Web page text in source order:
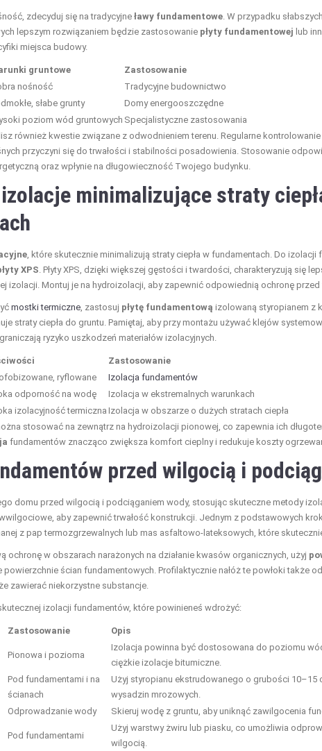
zdecyduj się na tradycyjne ławy fundamentowe. W przypadku
lepszym rozwiązaniem będzie zastosowanie płyty fundamentowej lub
miejsca budowy.
gruntowe
Zastosowanie
nośność
Tradycyjne budownictwo
słabe grunty
Domy energooszczędne
poziom wód gruntowych Specjalistyczne zastosowania
również kwestie związane z odwodnieniem terenu. Regularne
przyczyni się do trwałości i stabilności posadowienia. Stosowanie
oraz wpłynie na długowieczność Twojego budynku.
minimalizujące straty
, które skutecznie minimalizują straty ciepła w fundamentach. Do izolacji
XPS. Płyty XPS, dzięki większej gęstości i twardości, charakteryzują się
izolacji. Montuj je na hydroizolacji, aby zapewnić odpowiednią ochronę
mostki termiczne, zastosuj płytę fundamentową izolowaną styropianem z
straty ciepła do gruntu. Pamiętaj, aby przy montażu używać klejów
ryzyko uszkodzeń materiałów izolacyjnych.
Zastosowanie
ryflowane
Izolacja fundamentów
odporność na wodę
Izolacja w ekstremalnych warunkach
izolacyjność termiczna Izolacja w obszarze o dużych stratach ciepła
stosować na zewnątrz na hydroizolacji pionowej, co zapewnia ich
fundamentów znacząco zwiększa komfort cieplny i redukuje koszty
przed wilgocią i
domu przed wilgocią i podciąganiem wody, stosując skuteczne metody
aby zapewnić trwałość konstrukcji. Jednym z podstawowych
z pap termozgrzewalnych lub mas asfaltowo-lateksowych, które
ochronę w obszarach narażonych na działanie kwasów organicznych, użyj
ścian fundamentowych. Profilaktycznie nałóż te powłoki także
zawierać niekorzystne substancje.
izolacji fundamentów, które powinieneś wdrożyć:
Zastosowanie
Opis
Pionowa i pozioma
Izolacja powinna być dostosowana do poziomu
ciężkie izolacje bitumiczne.
Pod fundamentami i na
ścianach
Użyj styropianu ekstrudowanego o grubości 10–15
wysadzin mrozowych.
Odprowadzanie wody Skieruj wodę z gruntu, aby uniknąć zawilgocenia
Pod fundamentami
Użyj warstwy żwiru lub piasku, co umożliwia
wilgocią.